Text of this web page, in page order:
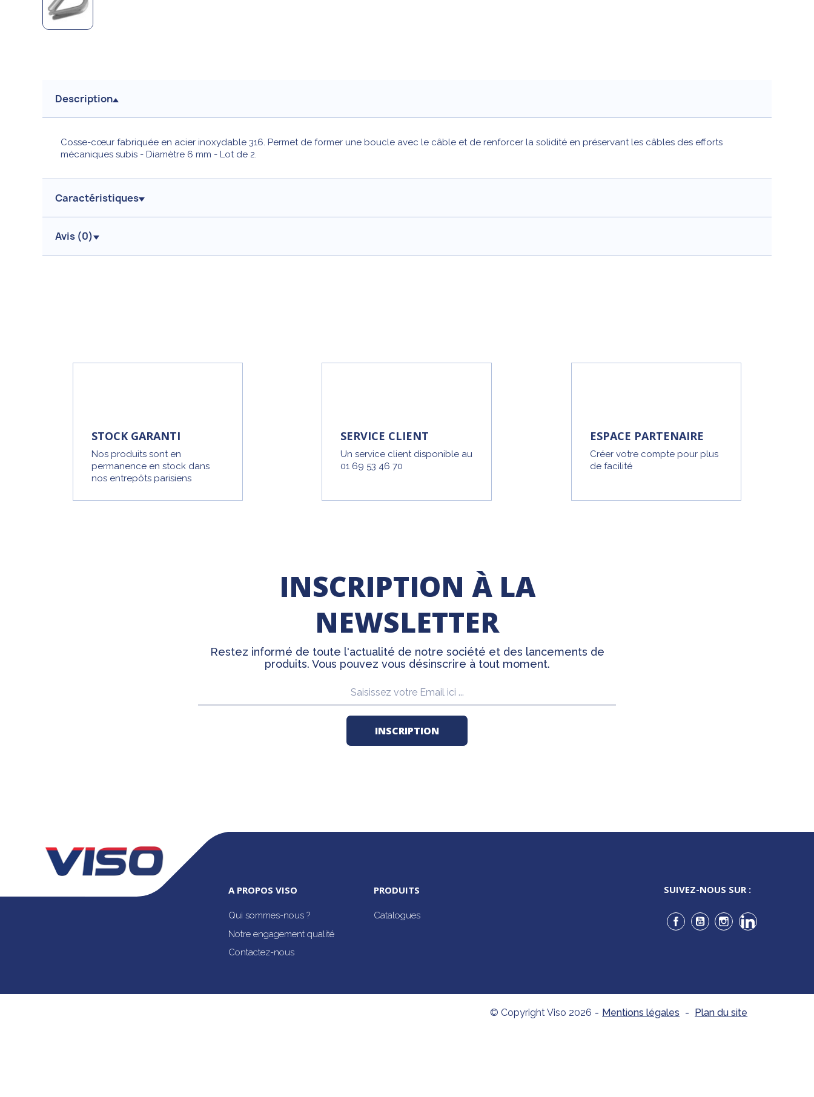
Description
Cosse-cœur fabriquée en acier inoxydable 316. Permet de former une boucle avec le câble et de renforcer la solidité en préservant les câbles des efforts
mécaniques subis - Diamètre 6 mm - Lot de 2.
Caractéristiques
Avis (0)
STOCK GARANTI
Nos produits sont en
permanence en stock dans
nos entrepôts parisiens
SERVICE CLIENT
Un service client disponible au
01 69 53 46 70
ESPACE PARTENAIRE
Créer votre compte pour plus
de facilité
INSCRIPTION À LA
NEWSLETTER
Restez informé de toute l'actualité de notre société et des lancements de
produits. Vous pouvez vous désinscrire à tout moment.
A PROPOS VISO
Qui sommes-nous ?
Notre engagement qualité
Contactez-nous
PRODUITS
Catalogues
SUIVEZ-NOUS SUR :
Facebook
YouTubeInstagramLinkedIn
© Copyright Viso 2026 - Mentions légales - Plan du site